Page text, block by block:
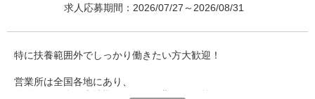
※研修期間／5日間／4000円／日
求人応募期間：2026/07/27～2026/08/31
特に扶養範囲外でしっかり働きたい方大歓迎！
営業所は全国各地にあり、